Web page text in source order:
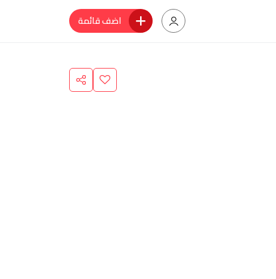
اضف قائمة